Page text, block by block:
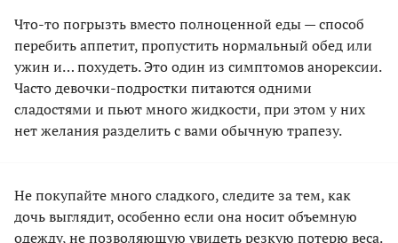
Что-то погрызть вместо полноценной еды — способ
перебить аппетит, пропустить нормальный обед или
ужин и… похудеть. Это один из симптомов анорексии.
Часто девочки-подростки питаются одними
сладостями и пьют много жидкости, при этом у них
нет желания разделить с вами обычную трапезу.
Не покупайте много сладкого, следите за тем, как
дочь выглядит, особенно если она носит объемную
одежду, не позволяющую увидеть резкую потерю веса.